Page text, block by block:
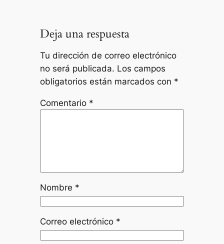
Deja una respuesta
Tu dirección de correo electrónico
no será publicada. Los campos
obligatorios están marcados con *
Comentario *
Nombre *
Correo electrónico *